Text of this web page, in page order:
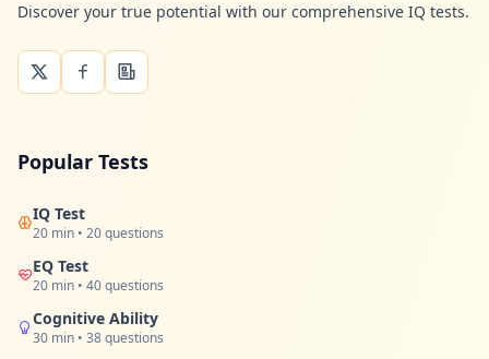
Discover your true potential with our comprehensive IQ tests.
Popular Tests
IQ Test
20 min • 20 questions
EQ Test
20 min • 40 questions
Cognitive Ability
30 min • 38 questions